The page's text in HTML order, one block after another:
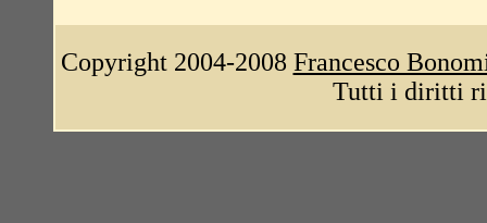
Copyright 2004-2008 Francesco
Tutti i diritti